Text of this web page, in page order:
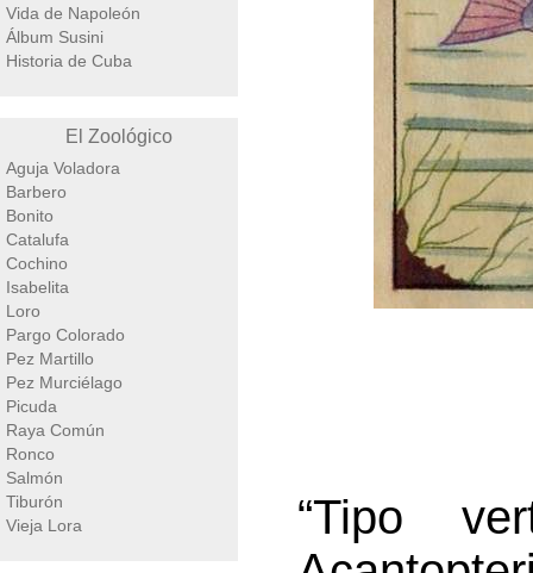
Vida de Napoleón
Álbum Susini
Historia de Cuba
El Zoológico
Aguja Voladora
Barbero
Bonito
Catalufa
Cochino
Isabelita
Loro
Pargo Colorado
Pez Martillo
Pez Murciélago
Picuda
Raya Común
Ronco
Salmón
Tiburón
Vieja Lora
“Tipo